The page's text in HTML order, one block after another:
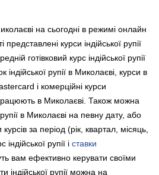
на сьогодні в режимі онлайн
курси індійської рупії
готівковий курс індійської рупії
рупії в Миколаєві, курси в
і комерційні курси
в Миколаєві. Також можна
рупії в Миколаєві на певну дату, або
за період (рік, квартал, місяць,
рупії і ставки
вам ефективно керувати своїми
індійської рупії можна на